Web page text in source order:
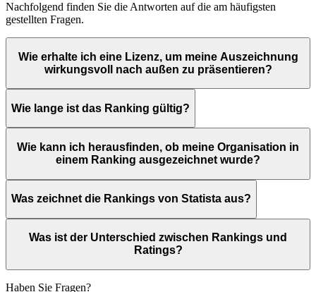
Nachfolgend finden Sie die Antworten auf die am häufigsten
gestellten Fragen.
Wie erhalte ich eine Lizenz, um meine Auszeichnung
wirkungsvoll nach außen zu präsentieren?
Wie lange ist das Ranking gültig?
Wie kann ich herausfinden, ob meine Organisation in
einem Ranking ausgezeichnet wurde?
Was zeichnet die Rankings von Statista aus?
Was ist der Unterschied zwischen Rankings und
Ratings?
Haben Sie Fragen?